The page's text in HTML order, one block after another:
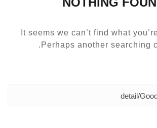
It seems we can’t find what
Perhaps another searching
البحث عن: